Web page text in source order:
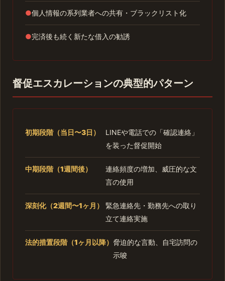
●個人情報の系列業者への共有・ブラックリスト化
●完済後も続く新たな借入の勧誘
督促エスカレーションの典型的パターン
初期段階（当日〜3日）
LINEや電話での「確認連絡」
を装った督促開始
中期段階（1週間後）
連絡頻度の増加、威圧的な文
言の使用
深刻化（2週間〜1ヶ月）
緊急連絡先・勤務先への取り
立て連絡実施
法的措置段階（1ヶ月以降） 脅迫的な言動、自宅訪問の
示唆